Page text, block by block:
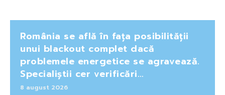
România se află în fața posibilității
unui blackout complet dacă
problemele energetice se agravează.
Specialiștii cer verificări…
8 august 2026